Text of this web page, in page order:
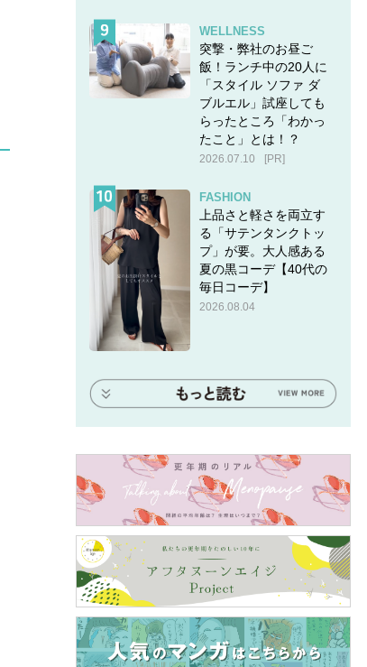
WELLNESS
突撃・弊社のお昼ご
飯！ランチ中の20人に
「スタイル ソファ ダ
ブルエル」試座しても
らったところ「わかっ
たこと」とは！？
2026.07.10 [PR]
FASHION
上品さと軽さを両立す
る「サテンタンクトッ
プ」が要。大人感ある
夏の黒コーデ【40代の
毎日コーデ】
2026.08.04